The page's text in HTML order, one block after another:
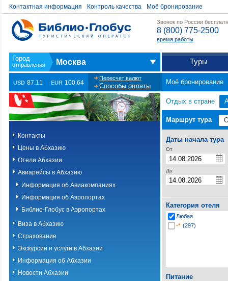
Контактная информация Контроль качества Моё бронирование
Звонок по России
8 (800) 775-2500
время работы
Москва Туры
USD 87.11 EUR 100.64
Пересчет валют
Способы оплаты
Моё бронирование
Контакты
Цены в Абхазию
Отели Абхазии
Авиарейсы в Абхазию
Информация об Авиакомпаниях
Информация об Аэропортах
Библио-Глобус в Аэропортах
Виза в Абхазию
Страхование
Экскурсии и услуги в Абхазии
Информация об Абхазии
Новости Абхазии
Отдых в стране
Маршрут тура
Даты начала тура
От
До
Категория отеля
Любая
-* (297)
Питание